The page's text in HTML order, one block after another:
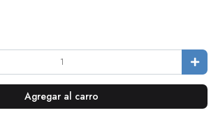
Agregar al carro